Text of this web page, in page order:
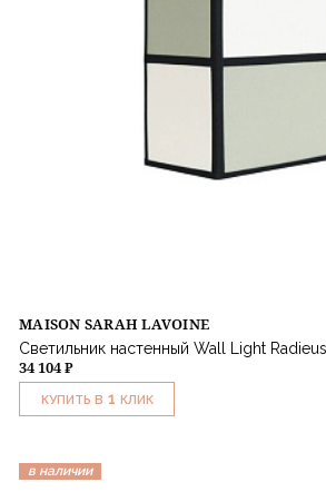
MAISON SARAH LAVOINE
Светильник настенный Wall Light
34 104 ₽
КУПИТЬ В 1 КЛИК
в наличии